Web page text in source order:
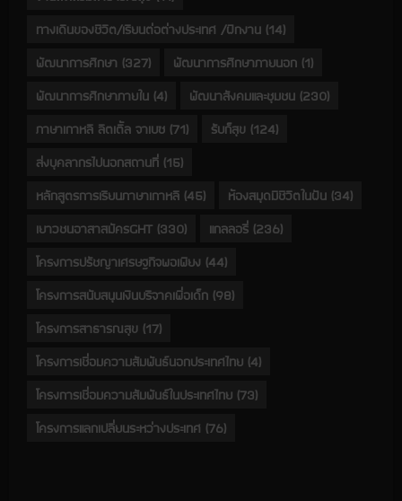
ทางเดินของชีวิต/เรียนต่อต่างประเทศ /ฝึกงาน (14)
พัฒนาการศึกษา (327) พัฒนาการศึกษาภายนอก (1)
พัฒนาการศึกษาภายใน (4) พัฒนาสังคมและชุมชน (230)
ภาษาเกาหลี ลิตเติ้ล จาเบซ (71) รับก็สุข (124)
ส่งบุคลากรไปนอกสถานที่ (15)
หลักสูตรการเรียนภาษาเกาหลี (45) ห้องสมุดมีชีวิตในฝัน (34)
เยาวชนอาสาสมัครGHT (330) แกลลอรี่ (236)
โครงการปรัชญาเศรษฐกิจพอเพียง (44)
โครงการสนับสนุนเงินบริจาคเพื่อเด็ก (98)
โครงการสาธารณสุข (17)
โครงการเชื่อมความสัมพันธ์นอกประเทศไทย (4)
โครงการเชื่อมความสัมพันธ์ในประเทศไทย (73)
โครงการแลกเปลี่ยนระหว่างประเทศ (76)